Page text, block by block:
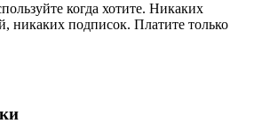
когда хотите. Никаких
никаких подписок. Платите только